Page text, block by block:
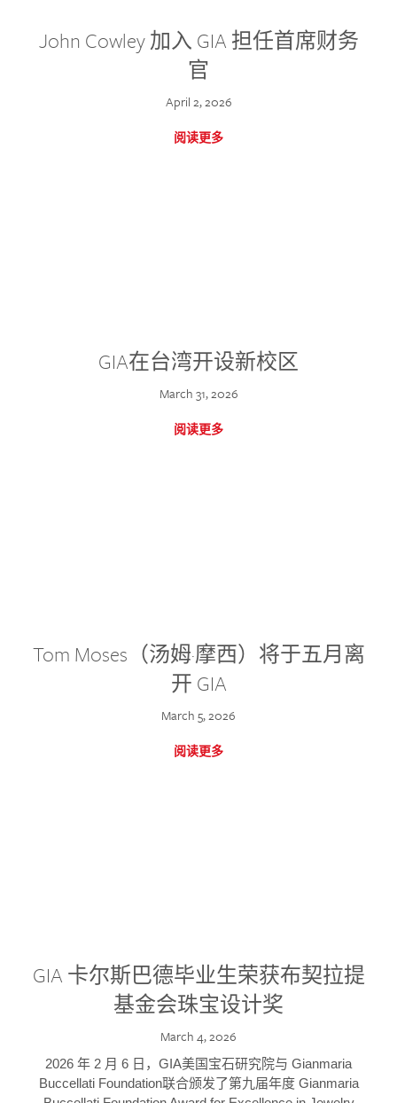
John Cowley 加入 GIA 担任首席财务
官
April 2, 2026
阅读更多
GIA在台湾开设新校区
March 31, 2026
阅读更多
Tom Moses（汤姆·摩西）将于五月离
开 GIA
March 5, 2026
阅读更多
GIA 卡尔斯巴德毕业生荣获布契拉提
基金会珠宝设计奖
March 4, 2026
2026 年 2 月 6 日，GIA美国宝石研究院与 Gianmaria
Buccellati Foundation联合颁发了第九届年度 Gianmaria